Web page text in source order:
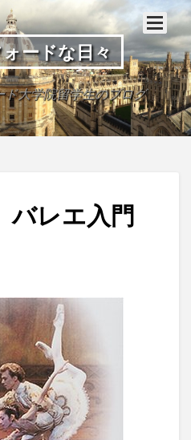
ードな日々
大学院留学生のブログ
バレエ入門